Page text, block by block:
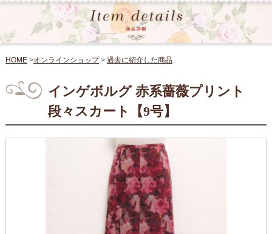
HOME>オンラインショップ> 過去に紹介した商品
インゲボルグ 赤系薔薇プリント
段々スカート【9号】